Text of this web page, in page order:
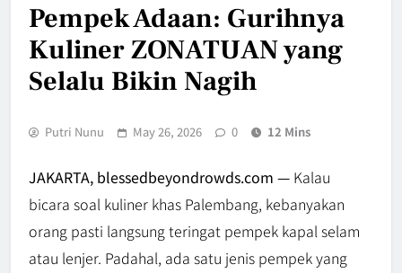
Pempek Adaan: Gurihnya
Kuliner ZONATUAN yang
Selalu Bikin Nagih
Putri Nunu May 26, 2026 0 12 Mins
JAKARTA, blessedbeyondrowds.com — Kalau
bicara soal kuliner khas Palembang, kebanyakan
orang pasti langsung teringat pempek kapal selam
atau lenjer. Padahal, ada satu jenis pempek yang